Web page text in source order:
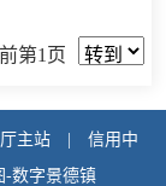
第1页
主站
信用中
-数字景德镇